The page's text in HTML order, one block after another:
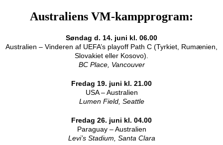
Australiens VM-kampprogram:
Søndag d. 14. juni kl. 06.00
Australien – Vinderen af UEFA’s playoff Path C (Tyrkiet, Rumænien,
Slovakiet eller Kosovo).
BC Place, Vancouver
Fredag 19. juni kl. 21.00
USA – Australien
Lumen Field, Seattle
Fredag 26. juni kl. 04.00
Paraguay – Australien
Levi’s Stadium, Santa Clara